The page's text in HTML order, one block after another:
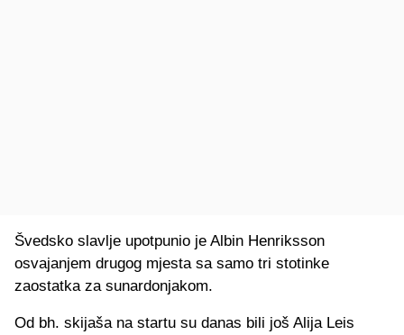
Švedsko slavlje upotpunio je Albin Henriksson
osvajanjem drugog mjesta sa samo tri stotinke
zaostatka za sunardonjakom.
Od bh. skijaša na startu su danas bili još Alija Leis